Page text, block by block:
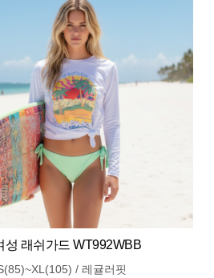
성 래쉬가드 WT992WBB
/ 레귤러핏